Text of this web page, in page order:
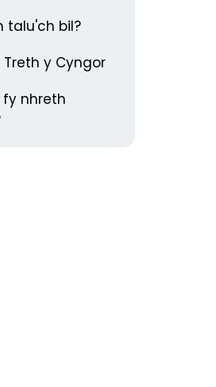
talu'ch bil?
y Cyngor
fy nhreth